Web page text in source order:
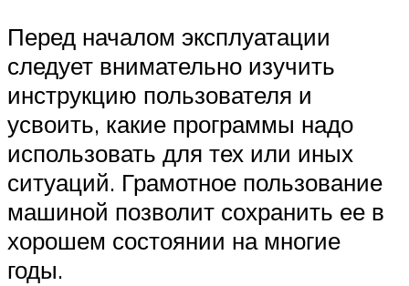
Перед началом эксплуатации
следует внимательно изучить
инструкцию пользователя и
усвоить, какие программы надо
использовать для тех или иных
ситуаций. Грамотное пользование
машиной позволит сохранить ее в
хорошем состоянии на многие
годы.